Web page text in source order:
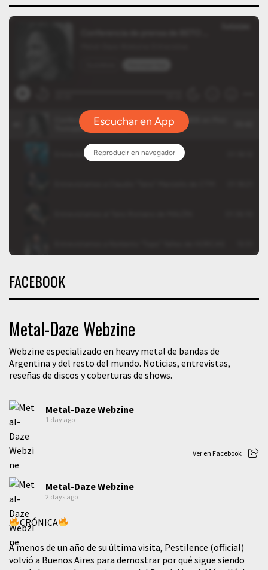
FACEBOOK
Metal-Daze Webzine
Webzine especializado en heavy metal de bandas de
Argentina y del resto del mundo. Noticias, entrevistas,
reseñas de discos y coberturas de shows.
Metal-Daze Webzine
1 day ago
Ver en Facebook
Metal-Daze Webzine
2 days ago
CRÓNICA
A menos de un año de su última visita, Pestilence (official)
volvió a Buenos Aires para demostrar por qué sigue siendo